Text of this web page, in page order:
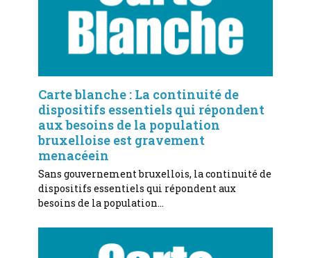
Carte blanche : La continuité de
dispositifs essentiels qui répondent
aux besoins de la population
bruxelloise est gravement
menacéein
Sans gouvernement bruxellois, la continuité de
dispositifs essentiels qui répondent aux
besoins de la population…